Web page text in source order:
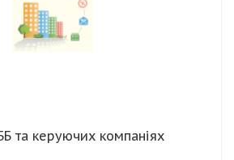
та керуючих компаніях